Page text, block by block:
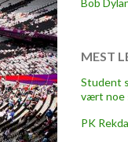
Bob
MEST
Student
vært noe
PK